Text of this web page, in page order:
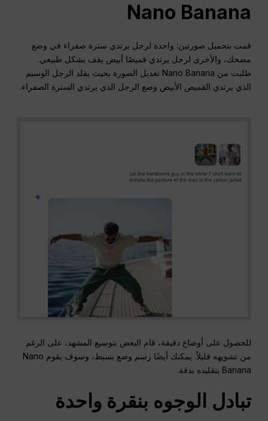
Nano Banana
قمت بتحميل صورتين: واحدة لرجل يرتدي سترة صفراء في وضع
مضحك، والأخرى لرجل يرتدي قميصًا أبيض يقف بشكل طبيعي.
طلبت من Nano Banana تعديل الصورة بحيث يقلد الرجل الوسيم
الذي يرتدي القميص الأبيض وضع الرجل الذي يرتدي السترة الصفراء.
للحصول على أوضاع دقيقة، قام البعض بتوسيع المشهد، على الرغم
من تشويهه قليلاً. يمكنك أيضًا رسم وضع بسيط، وسوف يقوم Nano
Banana بتقليده بدقة.
تبادل الوجوه بنقرة واحدة